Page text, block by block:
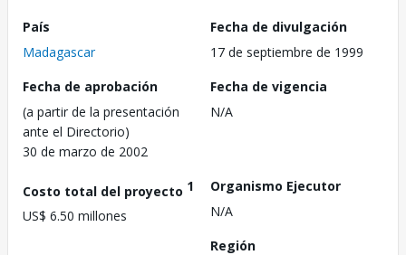
País
Madagascar
Fecha de divulgación
17 de septiembre de 1999
Fecha de aprobación
(a partir de la presentación
ante el Directorio)
30 de marzo de 2002
Fecha de vigencia
N/A
Costo total del proyecto 1
US$ 6.50 millones
Organismo Ejecutor
N/A
Región